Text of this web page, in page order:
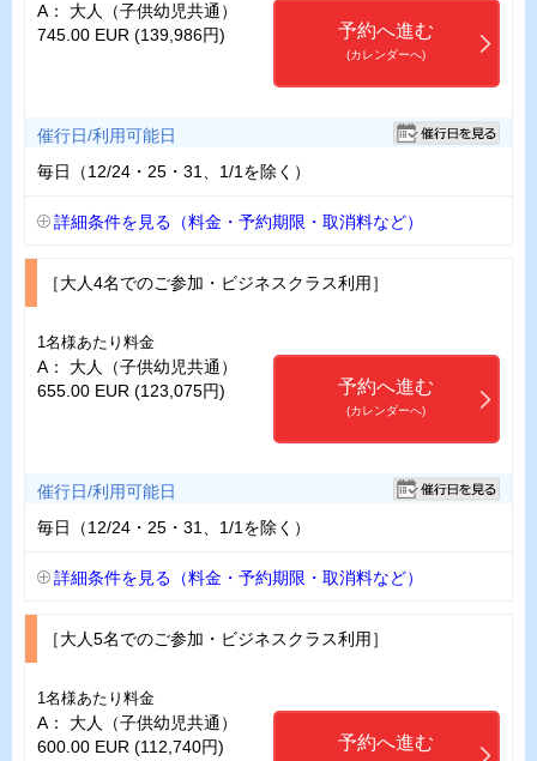
A： 大人（子供幼児共通）
745.00 EUR (139,986円)
予約へ進む
(カレンダーへ)
催行日/利用可能日
毎日（12/24・25・31、1/1を除く）
詳細条件を見る（料金・予約期限・取消料など）
［大人4名でのご参加・ビジネスクラス利用］
1名様あたり料金
A： 大人（子供幼児共通）
655.00 EUR (123,075円)
予約へ進む
(カレンダーへ)
催行日/利用可能日
毎日（12/24・25・31、1/1を除く）
詳細条件を見る（料金・予約期限・取消料など）
［大人5名でのご参加・ビジネスクラス利用］
1名様あたり料金
A： 大人（子供幼児共通）
600.00 EUR (112,740円)
予約へ進む